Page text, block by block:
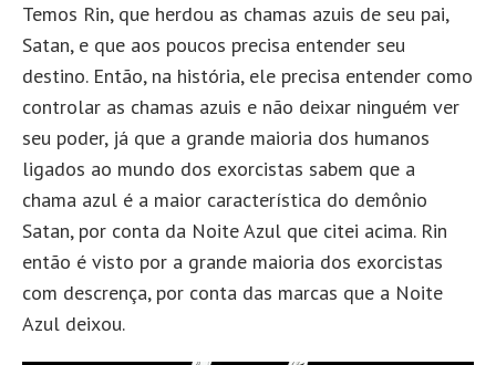
Temos Rin, que herdou as chamas azuis de seu pai,
Satan, e que aos poucos precisa entender seu
destino. Então, na história, ele precisa entender como
controlar as chamas azuis e não deixar ninguém ver
seu poder, já que a grande maioria dos humanos
ligados ao mundo dos exorcistas sabem que a
chama azul é a maior característica do demônio
Satan, por conta da Noite Azul que citei acima. Rin
então é visto por a grande maioria dos exorcistas
com descrença, por conta das marcas que a Noite
Azul deixou.